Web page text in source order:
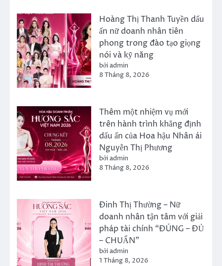
Hoàng Thị Thanh Tuyền dấu
ấn nữ doanh nhân tiên
phong trong đào tạo giọng
nói và kỹ năng
bởi admin
8 Tháng 8, 2026
Thêm một nhiệm vụ mới
trên hành trình khẳng định
dấu ấn của Hoa hậu Nhân ái
Nguyễn Thị Phương
bởi admin
8 Tháng 8, 2026
Đinh Thị Thường – Nữ
doanh nhân tận tâm với giải
pháp tài chính “ĐÚNG – ĐỦ
– CHUẨN”
bởi admin
1 Tháng 8, 2026